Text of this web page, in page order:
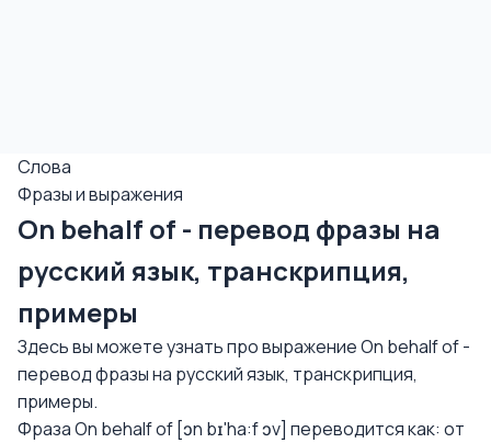
Слова
Фразы и выражения
On behalf of - перевод фразы на
русский язык, транскрипция,
примеры
Здесь вы можете узнать про выражение On behalf of -
перевод фразы на русский язык, транскрипция,
примеры.
Фраза On behalf of [ɔn bɪ'ha:f ɔv] переводится как: от